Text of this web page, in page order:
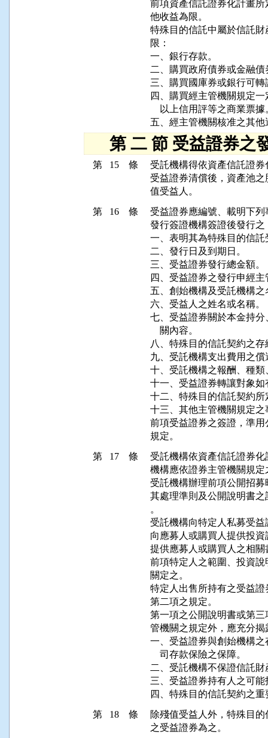
前項資產信託證券化計畫
他收益為限。
特殊目的信託中屬於信託
限：
一、銀行存款。
二、購買政府債券或金融債
三、購買國庫券或銀行可
四、購買經主管機關規定
以上信用評等之商業票據
第 二 節 受益證券之
第 15 條
受託機構得依資產信託證
受益證券清償後，資產池
第 16 條
受益證券應編號、載明下
發行簽證機構簽證後發行之
一、表明其為特殊目的信
二、發行日及到期日。
三、受益證券發行總金額。
四、受益證券之發行申經
五、創始機構及受託機構
六、受益人之姓名或名稱。
七、受益證券關於本金持
    關內容。
八、特殊目的信託契約之存
九、受託機構支出費用之
十、受託機構之報酬、種
十一、受益證券轉讓對象
十二、特殊目的信託契約
十三、其他主管機關規定之
前項受益證券之簽證，準
規定。
第 17 條
受託機構依資產信託證券
機構應依證券主管機關規
受託機構辦理前項公開招
其處理準則及公開說明書
。
受託機構向特定人私募受
向應募人或購買人提供投
提供應募人或購買人之相
前項特定人之範圍、投資
關定之。
特定人出售所持有之受益
第二項之規定。
第一項之公開說明書或第
管機關之規定外，應充分揭
一、受益證券與創始機構
    司存款保險之保障。
二、受託機構不保證信託財
三、受益證券持有人之可
第 18 條
除殘值受益人外，特殊目